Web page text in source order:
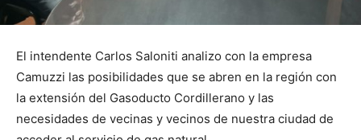
El intendente Carlos Saloniti analizo con la empresa
Camuzzi las posibilidades que se abren en la región con
la extensión del Gasoducto Cordillerano y las
necesidades de vecinas y vecinos de nuestra ciudad de